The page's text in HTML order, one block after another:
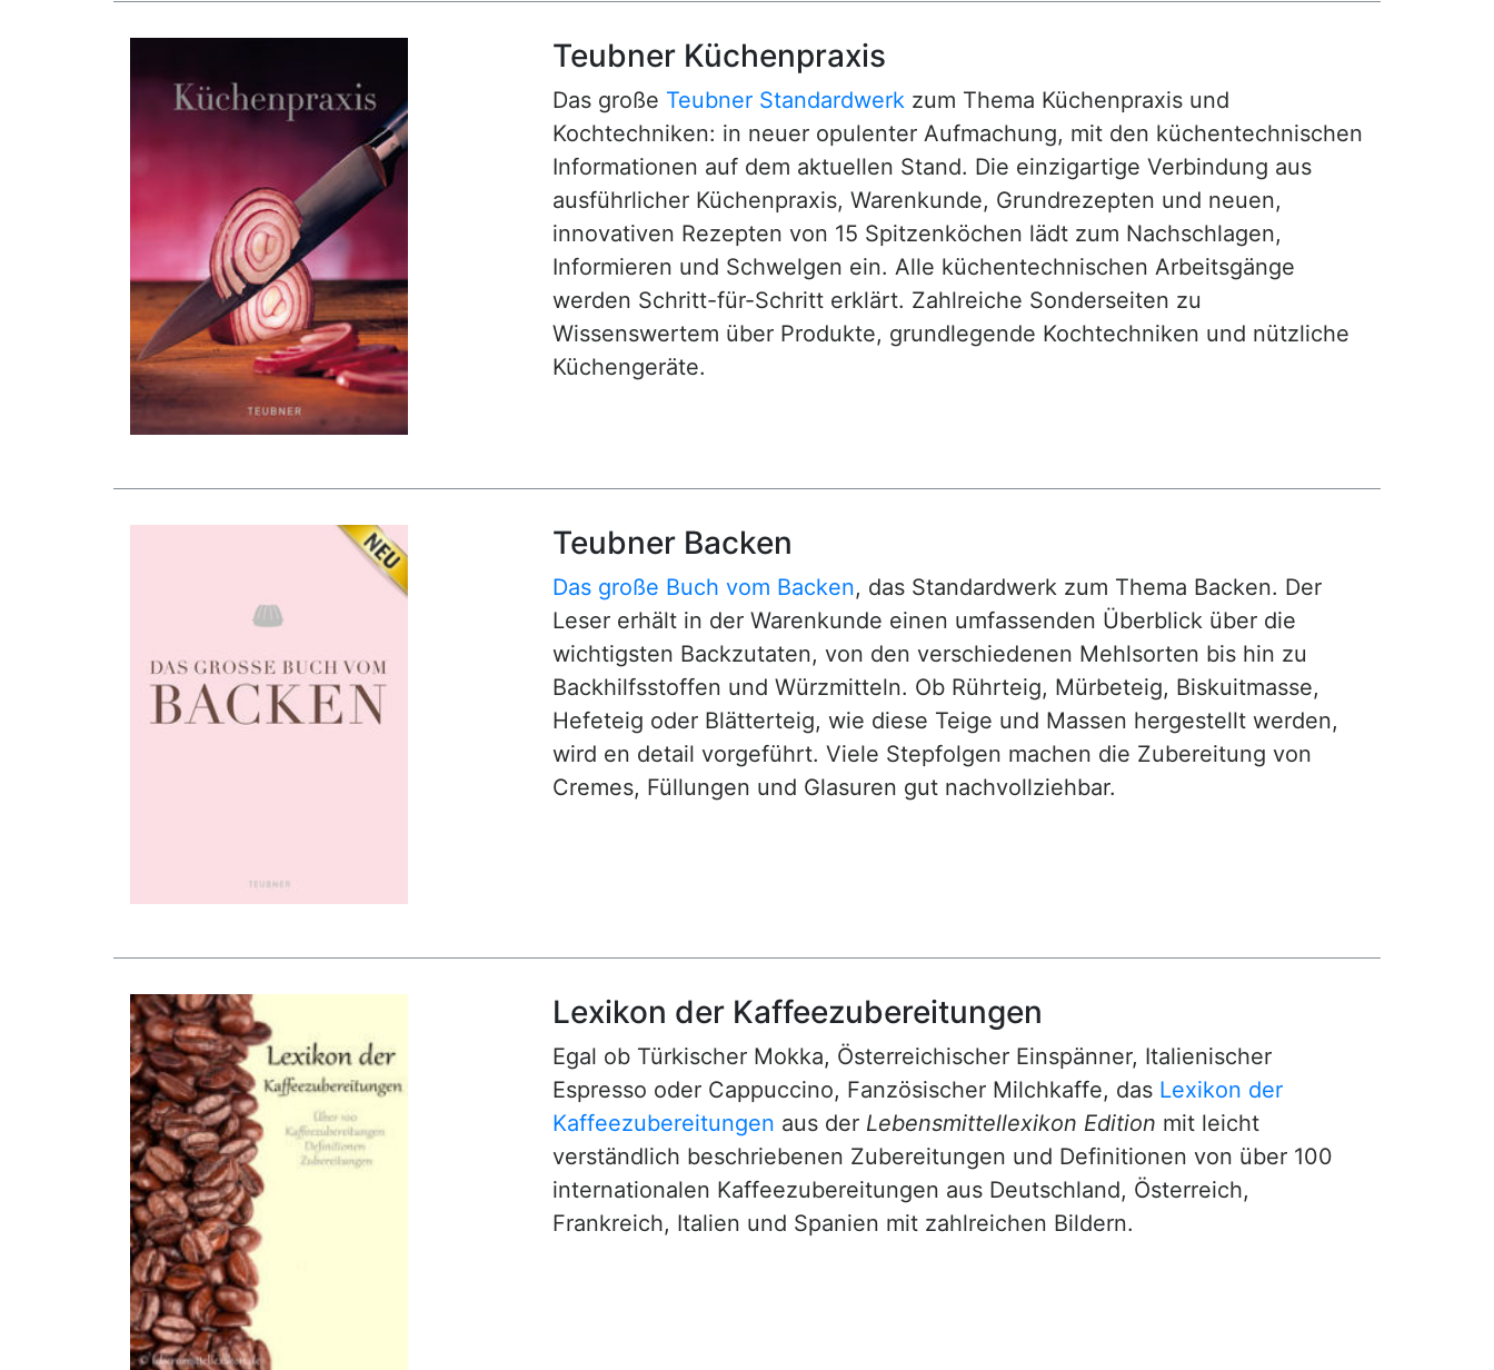
Teubner Küchenpraxis
Das große Teubner Standardwerk zum Thema Küchenpraxis und
Kochtechniken: in neuer opulenter Aufmachung, mit den küchentechnischen
Informationen auf dem aktuellen Stand. Die einzigartige Verbindung aus
ausführlicher Küchenpraxis, Warenkunde, Grundrezepten und neuen,
innovativen Rezepten von 15 Spitzenköchen lädt zum Nachschlagen,
Informieren und Schwelgen ein. Alle küchentechnischen Arbeitsgänge
werden Schritt-für-Schritt erklärt. Zahlreiche Sonderseiten zu
Wissenswertem über Produkte, grundlegende Kochtechniken und nützliche
Küchengeräte.
Teubner Backen
Das große Buch vom Backen, das Standardwerk zum Thema Backen. Der
Leser erhält in der Warenkunde einen umfassenden Überblick über die
wichtigsten Backzutaten, von den verschiedenen Mehlsorten bis hin zu
Backhilfsstoffen und Würzmitteln. Ob Rührteig, Mürbeteig, Biskuitmasse,
Hefeteig oder Blätterteig, wie diese Teige und Massen hergestellt werden,
wird en detail vorgeführt. Viele Stepfolgen machen die Zubereitung von
Cremes, Füllungen und Glasuren gut nachvollziehbar.
Lexikon der Kaffeezubereitungen
Egal ob Türkischer Mokka, Österreichischer Einspänner, Italienischer
Espresso oder Cappuccino, Fanzösischer Milchkaffe, das Lexikon der
Kaffeezubereitungen aus der Lebensmittellexikon Edition mit leicht
verständlich beschriebenen Zubereitungen und Definitionen von über 100
internationalen Kaffeezubereitungen aus Deutschland, Österreich,
Frankreich, Italien und Spanien mit zahlreichen Bildern.